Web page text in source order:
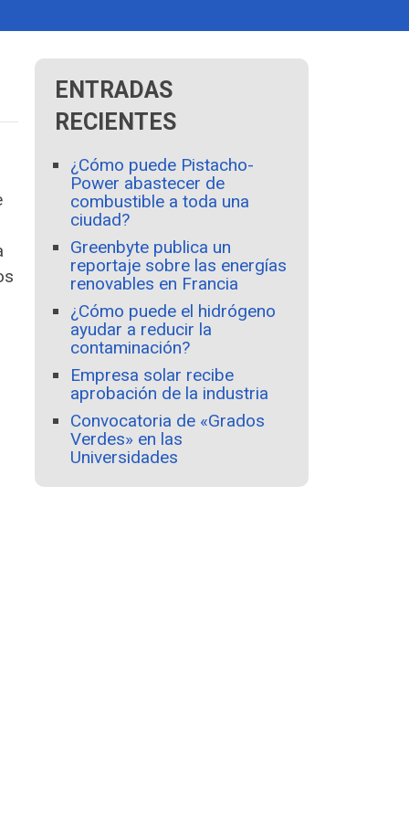
ENTRADAS
RECIENTES
¿Cómo puede Pistacho-
Power abastecer de
combustible a toda una
ciudad?
Greenbyte publica un
reportaje sobre las energías
renovables en Francia
¿Cómo puede el hidrógeno
ayudar a reducir la
contaminación?
Empresa solar recibe
aprobación de la industria
Convocatoria de «Grados
Verdes» en las
Universidades